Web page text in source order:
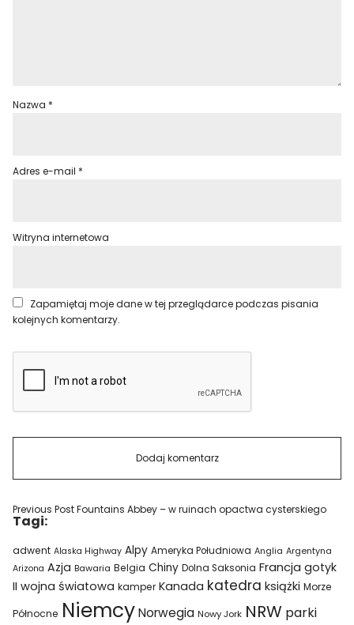
Nazwa *
Adres e-mail *
Witryna internetowa
Zapamiętaj moje dane w tej przeglądarce podczas pisania
kolejnych komentarzy.
Previous PostFountains Abbey – w ruinach opactwa cysterskiego
Tagi:
adwent Alaska Highway Alpy Ameryka Południowa Anglia Argentyna
Arizona Azja Bawaria Belgia Chiny Dolna Saksonia Francja gotyk
II wojna światowa kamper Kanada katedra książki Morze
Północne Niemcy Norwegia Nowy Jork NRW parki